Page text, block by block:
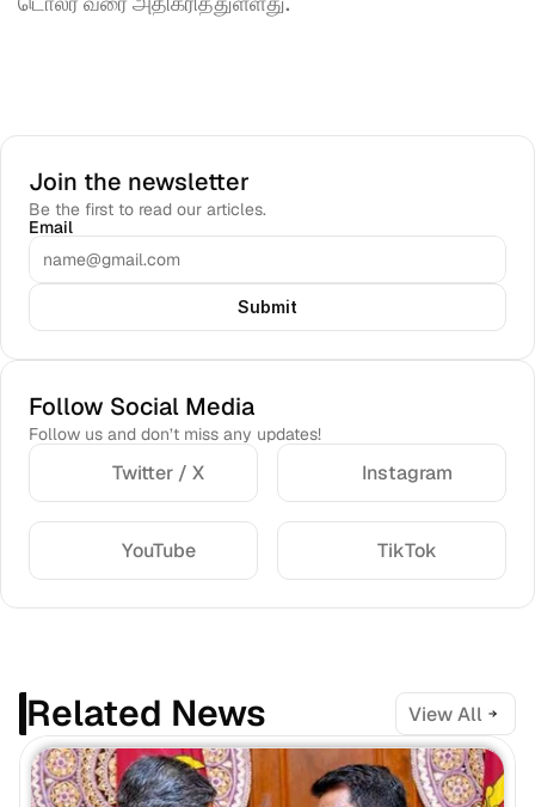
Join the newsletter
Be the first to read our articles.
Email
Submit
Follow Social Media
Follow us and don’t miss any updates!
Twitter / X Instagram
YouTube TikTok
Related News View All